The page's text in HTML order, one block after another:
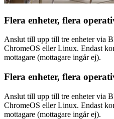
Flera enheter, flera
Anslut till upp till tre enheter via
ChromeOS eller Linux. Endast
mottagare (mottagare ingår ej).
Flera enheter, flera
Anslut till upp till tre enheter via
ChromeOS eller Linux. Endast
mottagare (mottagare ingår ej).